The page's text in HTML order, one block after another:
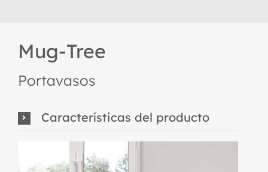
Mug-Tree
Portavasos
Características del producto